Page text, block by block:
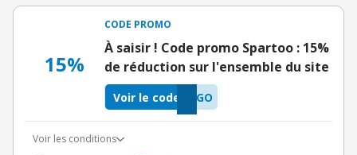
15%
CODE PROMO
À saisir ! Code promo Spartoo : 15%
de réduction sur l'ensemble du site
1GO
Voir le code
Voir les conditions